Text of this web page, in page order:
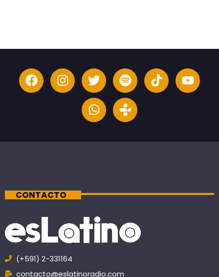
CONTACTO
(+591) 2-331164
contacto@eslatinoradio.com